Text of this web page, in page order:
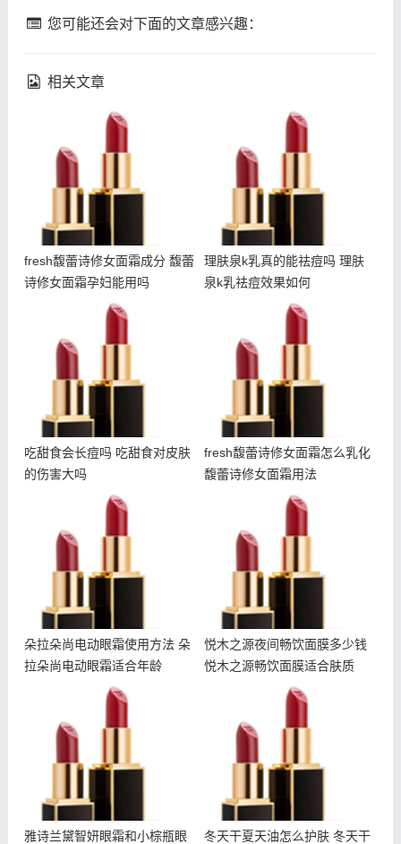
您可能还会对下面的文章感兴趣：
相关文章
fresh馥蕾诗修女面霜成分
fresh馥蕾诗修女面霜成分 馥蕾
诗修女面霜孕妇能用吗
理肤泉k乳真的能祛痘吗 理
理肤泉k乳真的能祛痘吗 理肤
泉k乳祛痘效果如何
吃甜食会长痘吗 吃甜食对
吃甜食会长痘吗 吃甜食对皮肤
的伤害大吗
fresh馥蕾诗修女面霜怎么
fresh馥蕾诗修女面霜怎么乳化
馥蕾诗修女面霜用法
朵拉朵尚电动眼霜使用方法
朵拉朵尚电动眼霜使用方法 朵
拉朵尚电动眼霜适合年龄
悦木之源夜间畅饮面膜多少
悦木之源夜间畅饮面膜多少钱
悦木之源畅饮面膜适合肤质
雅诗兰黛智妍眼霜和小棕瓶
雅诗兰黛智妍眼霜和小棕瓶眼
冬天干夏天油怎么护肤 冬
冬天干夏天油怎么护肤 冬天干